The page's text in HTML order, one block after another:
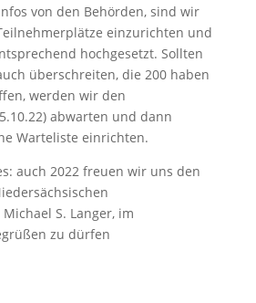
von den Behörden, sind wir
einzurichten und
hochgesetzt. Sollten
überschreiten, die 200 haben
werden wir den
abwarten und dann
Warteliste einrichten.
auch 2022 freuen wir uns den
S. Langer, im
zu dürfen